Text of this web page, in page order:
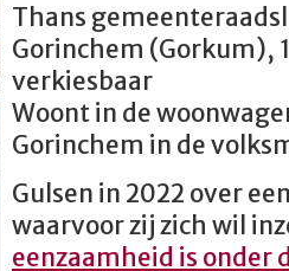
Thans
Gorinchem (Gorkum),
verkiesbaar
Woont in de
Gorinchem in de
Gulsen in 2022 over
waarvoor zij zich wil
eenzaamheid is onder